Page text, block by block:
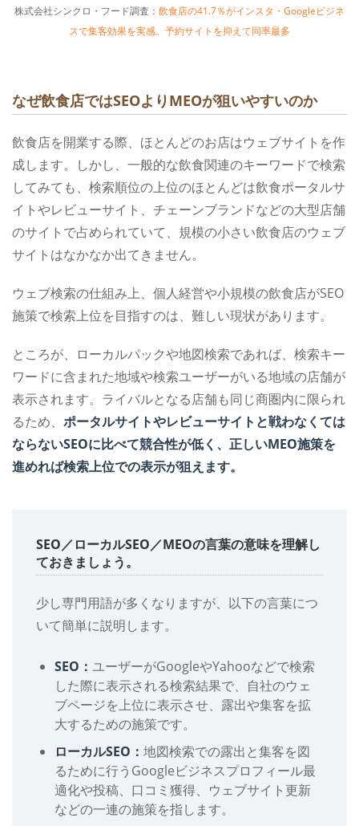
株式会社シンクロ・フード調査： 飲食店の41.7％がインスタ・Googleビジネ
スで集客効果を実感。予約サイトを抑えて同率最多
なぜ飲食店ではSEOよりMEOが狙いやすいのか
飲食店を開業する際、ほとんどのお店はウェブサイトを作
成します。しかし、一般的な飲食関連のキーワードで検索
してみても、検索順位の上位のほとんどは飲食ポータルサ
イトやレビューサイト、チェーンブランドなどの大型店舗
のサイトで占められていて、規模の小さい飲食店のウェブ
サイトはなかなか出てきません。
ウェブ検索の仕組み上、個人経営や小規模の飲食店がSEO
施策で検索上位を目指すのは、難しい現状があります。
ところが、ローカルパックや地図検索であれば、検索キー
ワードに含まれた地域や検索ユーザーがいる地域の店舗が
表示されます。ライバルとなる店舗も同じ商圏内に限られ
るため、 ポータルサイトやレビューサイトと戦わなくては
ならないSEOに比べて競合性が低く、正しいMEO施策を
進めれば検索上位での表示が狙えます。
SEO／ローカルSEO／MEOの言葉の意味を理解し
ておきましょう。
少し専門用語が多くなりますが、以下の言葉につ
いて簡単に説明します。
SEO：ユーザーがGoogleやYahooなどで検索
した際に表示される検索結果で、自社のウェ
ブページを上位に表示させ、露出や集客を拡
大するための施策です。
ローカルSEO：地図検索での露出と集客を図
るために行うGoogleビジネスプロフィール最
適化や投稿、口コミ獲得、ウェブサイト更新
などの一連の施策を指します。